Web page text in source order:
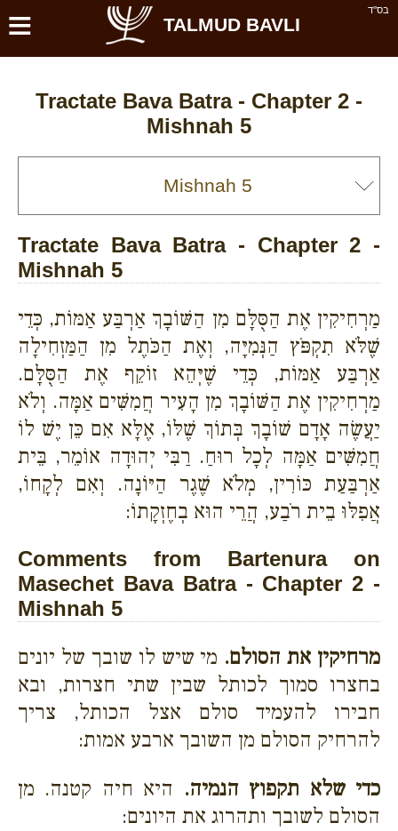
בס''ד ≡ TALMUD BAVLI
Tractate Bava Batra - Chapter 2 -
Mishnah 5
Tractate Bava Batra - Chapter 2 -
Mishnah 5
מַרְחִיקִין אֶת הַסֻּלָּם מִן הַשּׁוֹבָךְ אַרְבַּע אַמּוֹת, כְּדֵי
שֶׁלֹּא תִקְפֹּץ הַנְּמִיָּה, וְאֶת הַכֹּתֶל מִן הַמַּזְחִילָה
אַרְבַּע אַמּוֹת, כְּדֵי שֶׁיְּהֵא זוֹקֵף אֶת הַסֻּלָּם.
מַרְחִיקִין אֶת הַשּׁוֹבָךְ מִן הָעִיר חֲמִשִּׁים אַמָּה. וְלֹא
יַעֲשֶׂה אָדָם שׁוֹבָךְ בְּתוֹךְ שֶׁלּוֹ, אֶלָּא אִם כֵּן יֶשׁ לוֹ
חֲמִשִּׁים אַמָּה לְכָל רוּחַ. רַבִּי יְהוּדָה אוֹמֵר, בֵּית
אַרְבַּעַת כּוֹרִין, מְלֹא שֶׁגֶר הַיּוֹנָה. וְאִם לְקָחוֹ,
אֲפִלּוּ בֵית רֹבַע, הֲרֵי הוּא בְחֶזְקָתוֹ:
Comments from Bartenura on
Masechet Bava Batra - Chapter 2 -
Mishnah 5
מרחיקין את הסולם. מי שיש לו שובך של יונים
בחצרו סמוך לכותל שבין שתי חצרות, ובא
חבירו להעמיד סולם אצל הכותל, צריך
להרחיק הסולם מן השובך ארבע אמות:
כדי שלא תקפוץ הנמיה. היא חיה קטנה. מן
הסולם לשובך ותהרוג את היונים: